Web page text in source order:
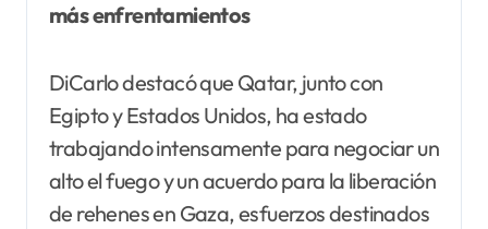
más enfrentamientos
DiCarlo destacó que Qatar, junto con
Egipto y Estados Unidos, ha estado
trabajando intensamente para negociar un
alto el fuego y un acuerdo para la liberación
de rehenes en Gaza, esfuerzos destinados